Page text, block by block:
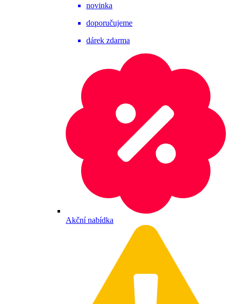
novinka
doporučujeme
dárek zdarma
Akční nabídka